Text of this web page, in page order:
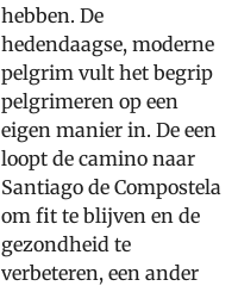
hebben. De
hedendaagse, moderne
pelgrim vult het begrip
pelgrimeren op een
eigen manier in. De een
loopt de camino naar
Santiago de Compostela
om fit te blijven en de
gezondheid te
verbeteren, een ander